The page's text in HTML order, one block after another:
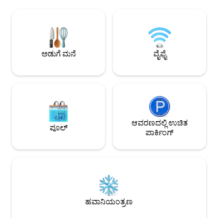
ಗುಣಮಟ್ಟದ ಲಿನೆನ್‌ಗಳು ಮತ್ತು ಸೊಗಸಾದ ಒಳಾಂಗಣ
ವಿನ್ಯಾಸ. ವ್ಯವಹಾರ ಪ್ರಯಾಣಿಕರು, ಕುಟುಂಬಗಳು,
ದೂರಸ್ಥ ಕೆಲಸ, ಸ್ಥಳಾಂತರದ ವಾಸ್ತವ್ಯಗಳು ಅಥವಾ
ನೈರೋಬಿಯಲ್ಲಿ ಶಾಂತವಾಗಿ ವಿಶ್ರಾಂತಿ ಪಡೆಯಲು
ಪ್ರಮುಖ ವ್ಯಾಪಾರ ಜಿಲ್ಲೆಗಳು.
ನೀರಿನ ಈಜುಕೊಳ
ಸ್ಥಳಗಳು ಸೇರಿದಂತೆ
ಪ್ರವೇಶವನ್ನು
ಅಡುಗೆ ಮನೆ ವೈಫೈ
ಪೂಲ್
ಆವರಣದಲ್ಲಿ ಉಚಿತ
ಪಾರ್ಕಿಂಗ್
ಹವಾನಿಯಂತ್ರಣ